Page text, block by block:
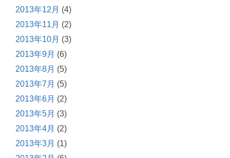
2013年12月 (4)
2013年11月 (2)
2013年10月 (3)
2013年9月 (6)
2013年8月 (5)
2013年7月 (5)
2013年6月 (2)
2013年5月 (3)
2013年4月 (2)
2013年3月 (1)